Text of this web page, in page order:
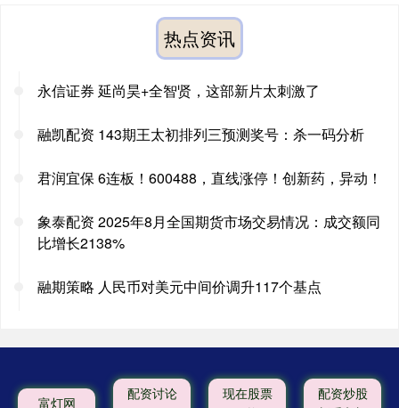
热点资讯
永信证券 延尚昊+全智贤，这部新片太刺激了
融凯配资 143期王太初排列三预测奖号：杀一码分析
君润宜保 6连板！600488，直线涨停！创新药，异动！
象泰配资 2025年8月全国期货市场交易情况：成交额同
比增长2138%
融期策略 人民币对美元中间价调升117个基点
富灯网
配资讨论
现在股票
配资炒股